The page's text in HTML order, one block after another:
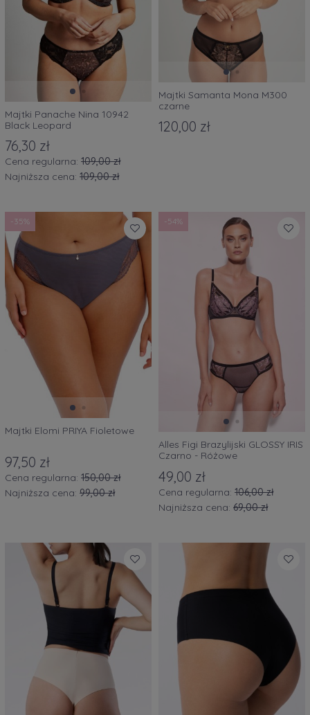
Majtki Panache Nina 10942
Black Leopard
76,30 zł
Cena regularna: 109,00 zł
Najniższa cena: 109,00 zł
Majtki Samanta Mona M300
czarne
120,00 zł
Majtki Elomi PRIYA Fioletowe
97,50 zł
Cena regularna: 150,00 zł
Najniższa cena: 99,00 zł
-35%
Alles Figi Brazylijski GLOSSY IRIS
Czarno - Różowe
49,00 zł
Cena regularna: 106,00 zł
Najniższa cena: 69,00 zł
-54%